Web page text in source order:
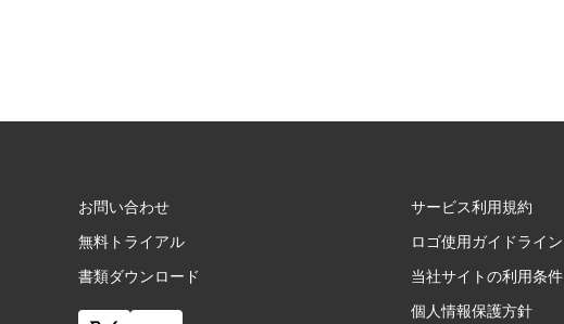
お問い合わせ
無料トライアル
書類ダウンロード
サービス利用規約
ロゴ使用ガイドライン
当社サイトの利用条件
個人情報保護方針